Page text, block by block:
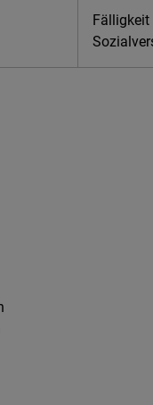
Fälligkeit